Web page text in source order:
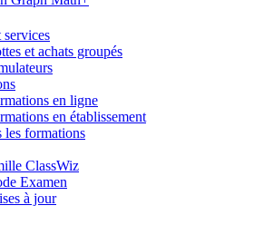
et achats groupés
en ligne
en établissement
les formations
ClassWiz
Examen
à jour